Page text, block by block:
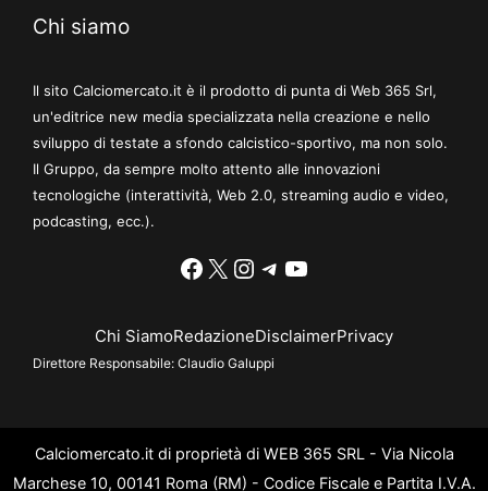
Chi siamo
Il sito Calciomercato.it è il prodotto di punta di Web 365 Srl,
un'editrice new media specializzata nella creazione e nello
sviluppo di testate a sfondo calcistico-sportivo, ma non solo.
Il Gruppo, da sempre molto attento alle innovazioni
tecnologiche (interattività, Web 2.0, streaming audio e video,
podcasting, ecc.).
Facebook
X Instagram
Telegram
YouTube
Chi SiamoRedazioneDisclaimerPrivacy
Direttore Responsabile: Claudio Galuppi
Calciomercato.it di proprietà di WEB 365 SRL - Via Nicola
Marchese 10, 00141 Roma (RM) - Codice Fiscale e Partita I.V.A.